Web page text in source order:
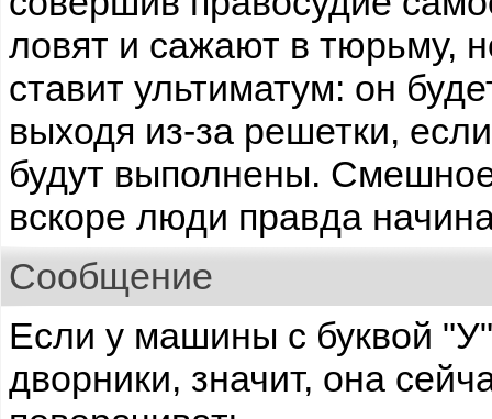
ловят и сажают в тюрьму,
ставит ультиматум: он
выходя из-за решетки,
будут выполнены.
вскоре люди правда
Сообщение
Если у машины с буквой
дворники, значит, она